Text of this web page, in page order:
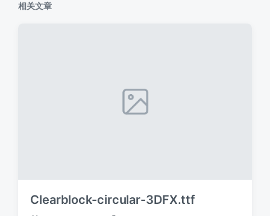
相关文章
Clearblock-circular-3DFX.ttf